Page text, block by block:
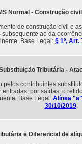
Normal - Construção
de construção civil e
ao da
Base Legal: § 1º, Art.
Substituição Tributária -
pelos contribuintes
por saídas, o
Base Legal: Alínea
30/10/2019.
e Diferencial de